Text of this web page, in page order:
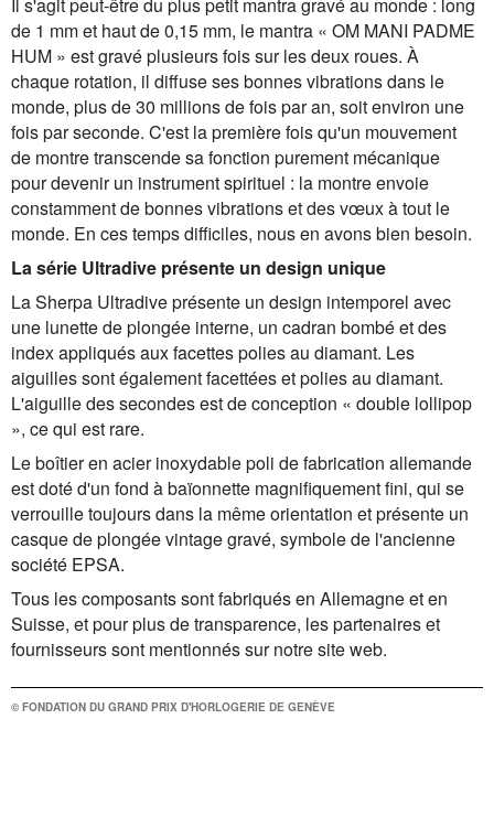
de 1 mm et haut de 0,15 mm, le mantra « OM MANI PADME
HUM » est gravé plusieurs fois sur les deux roues. À
chaque rotation, il diffuse ses bonnes vibrations dans le
monde, plus de 30 millions de fois par an, soit environ une
fois par seconde. C'est la première fois qu'un mouvement
de montre transcende sa fonction purement mécanique
pour devenir un instrument spirituel : la montre envoie
constamment de bonnes vibrations et des vœux à tout le
monde. En ces temps difficiles, nous en avons bien besoin.
La série Ultradive présente un design unique
La Sherpa Ultradive présente un design intemporel avec
une lunette de plongée interne, un cadran bombé et des
index appliqués aux facettes polies au diamant. Les
aiguilles sont également facettées et polies au diamant.
L'aiguille des secondes est de conception « double lollipop
», ce qui est rare.
Le boîtier en acier inoxydable poli de fabrication allemande
est doté d'un fond à baïonnette magnifiquement fini, qui se
verrouille toujours dans la même orientation et présente un
casque de plongée vintage gravé, symbole de l'ancienne
société EPSA.
Tous les composants sont fabriqués en Allemagne et en
Suisse, et pour plus de transparence, les partenaires et
fournisseurs sont mentionnés sur notre site web.
© FONDATION DU GRAND PRIX D'HORLOGERIE DE GENÈVE